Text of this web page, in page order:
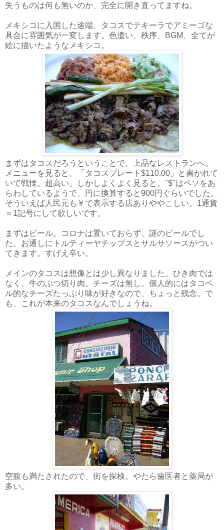
失うものは何も無いのか、完全に開き直ってますね。
メキシコに入国した途端、タコスでテキーラでアミーゴな
具合に雰囲気が一変します。色遣い、秩序、BGM、全てが
絵に描いたようなメキシコ。
まずはタコスだろうということで、上品なレストランへ。
メニューを見ると、「タコスプレート$110.00」と書かれて
いて戦慄。超高い。しかしよくよく見ると、"$"はペソをあ
らわしているようで、円に換算すると900円ぐらいでした。
そういえば人民元も￥で表示する店ありややこしい。1通貨
＝1記号にして欲しいです。
まずはビール。コロナは置いておらず、謎のビールでし
た。お通しにトルティーヤチップスとサルサソースがつい
てきます。すげえ辛い。
メインのタコスは想像とは少し異なりました。ひき肉では
なく、牛のぶつ切り肉。チーズは無し。個人的にはタコベ
ル的なチーズたっぷり味が好きなので、ちょっと残念。で
も、これが本来のタコスなんでしょうね。
空腹も満たされたので、街を探検。やたら歯医者と薬局が
多い。